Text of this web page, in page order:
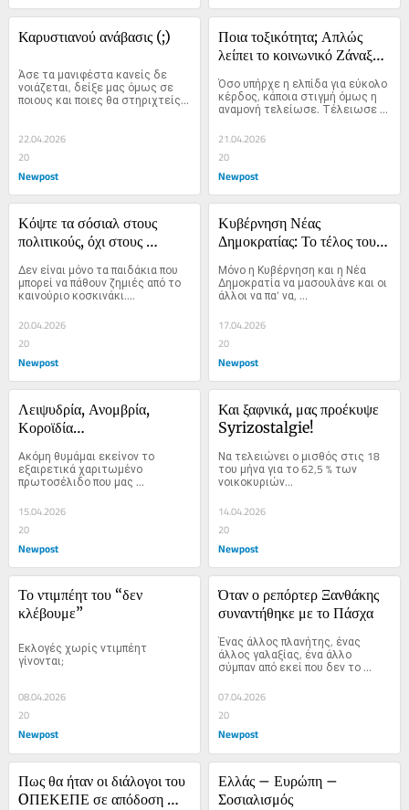
Καρυστιανού ανάβασις (;)
Άσε τα μανιφέστα κανείς δε
νοιάζεται, δείξε μας όμως σε
ποιους και ποιες θα στηριχτείς
για ν’ αλλάξεις τη μοίρα αυτού
22.04.2026
20
Newpost
Ποια τοξικότητα; Απλώς
λείπει το κοινωνικό Ζάναξ…
Όσο υπήρχε η ελπίδα για εύκολο
κέρδος, κάποια στιγμή όμως η
αναμονή τελείωσε. Τέλειωσε
με κρότο.
21.04.2026
20
Newpost
Κόψτε τα σόσιαλ στους
πολιτικούς, όχι στους
Δεν είναι μόνο τα παιδάκια που
μπορεί να πάθουν ζημιές από το
καινούριο κοσκινάκι....
20.04.2026
20
Newpost
Κυβέρνηση Νέας
Δημοκρατίας: Το τέλος του
Μόνο η Κυβέρνηση και η Νέα
Δημοκρατία να μασουλάνε και οι
άλλοι να πα’ να,
καταλαβαινόμαστε υποθέτω.
17.04.2026
20
Newpost
Λειψυδρία, Ανομβρία,
Κοροϊδία…
Ακόμη θυμάμαι εκείνον το
εξαιρετικά χαριτωμένο
πρωτοσέλιδο που μας
πληροφορούσε...
15.04.2026
20
Newpost
Και ξαφνικά, μας προέκυψε
Syrizostalgie!
Να τελειώνει ο μισθός στις 18
του μήνα για το 62,5 % των
νοικοκυριών…
14.04.2026
20
Newpost
Το ντιμπέητ του “δεν
κλέβουμε”
Εκλογές χωρίς ντιμπέητ
γίνονται;
08.04.2026
20
Newpost
Όταν ο ρεπόρτερ Ξανθάκης
συναντήθηκε με το Πάσχα
Ένας άλλος πλανήτης, ένας
άλλος γαλαξίας, ένα άλλο
σύμπαν από εκεί που δεν το
περίμενες, από εκεί που δεν
πίστευες ποτέ ότι θα σου
προκύψει.
07.04.2026
20
Newpost
Πως θα ήταν οι διάλογοι του
OΠΕΚΕΠΕ σε απόδοση
Ελλάς – Ευρώπη –
Σοσιαλισμός